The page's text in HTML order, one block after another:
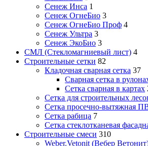
Сенеж Инса 1
Сенеж ОгнеБио 3
Сенеж ОгнеБио Проф 4
Сенеж Ультра 3
Сенеж ЭкоБио 3
СМЛ (Стекломагниевый лист) 4
Строительные сетки 82
Кладочная сварная сетка 37
Сварная сетка в
Сетка сварная в картах
Сетка для строительных
Сетка просечно-вытяжная
Сетка рабица 7
Сетка стеклотканевая
Строительные смеси 310
Weber.Vetonit (Вебер